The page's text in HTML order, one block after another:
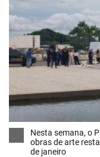
Nesta semana, o
obras de arte
de janeiro